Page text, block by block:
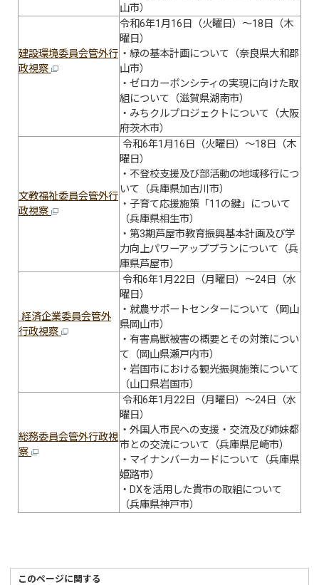
山市）
建設環境委員会管外行
政視察
令和6年1月16日（火曜日）～18日（木
曜日）
・緑の基本計画について（奈良県大和郡
山市）
・ゼロカーボンシティの実現に向けた取
組について（滋賀県湖南市）
・みちクルプロジェクトについて（大阪
府茨木市）
文教福祉委員会管外行
政視察
令和6年1月16日（火曜日）～18日（木
曜日）
・不登校支援及び部活動の地域移行につ
いて（兵庫県加古川市）
・子育て応援施策「11の鍵」について
（兵庫県相生市）
・第3期芦屋市教育振興基本計画及び学
力向上パワーアッププランについて（兵
庫県芦屋市）
経済企業委員会管外
行政視察
令和6年1月22日（月曜日）～24日（水
曜日）
・就農サポートセンターについて（岡山
県岡山市）
・有害鳥獣被害の概要とその対策につい
て（岡山県瀬戸内市）
・岩国市における観光振興施策について
（山口県岩国市）
総務委員会管外行政視
察
令和6年1月22日（月曜日）～24日（水
曜日）
・外国人市民への支援・交流及び姉妹都
市との交流について（兵庫県尼崎市）
・マイナンバーカードについて（兵庫県
姫路市）
・DXを活用した貴市の取組について
（兵庫県神戸市）
このページに関する